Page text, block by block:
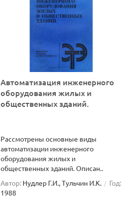
Автоматизация инженерного
оборудования жилых и
общественных зданий.
Рассмотрены основные виды
автоматизации инженерного
оборудования жилых и
общественных зданий. Описан..
Автор: Нудлер Г.И., Тульчин И.К.
Год:
1988